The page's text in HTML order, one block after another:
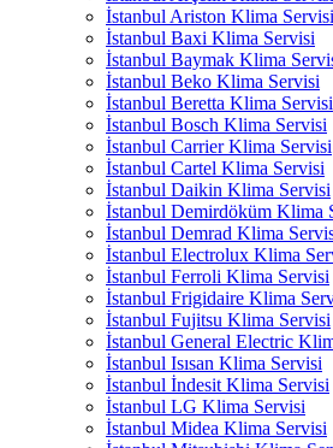
İstanbul Ariston Klima Servisi
İstanbul Baxi Klima Servisi
İstanbul Baymak Klima
İstanbul Beko Klima Servisi
İstanbul Beretta Klima Servisi
İstanbul Bosch Klima Servisi
İstanbul Carrier Klima Servisi
İstanbul Cartel Klima Servisi
İstanbul Daikin Klima Servisi
İstanbul Demirdöküm Klima
İstanbul Demrad Klima
İstanbul Electrolux Klima
İstanbul Ferroli Klima Servisi
İstanbul Frigidaire Klima
İstanbul Fujitsu Klima Servisi
İstanbul General Electric
İstanbul Isısan Klima Servisi
İstanbul İndesit Klima Servisi
İstanbul LG Klima Servisi
İstanbul Midea Klima Servisi